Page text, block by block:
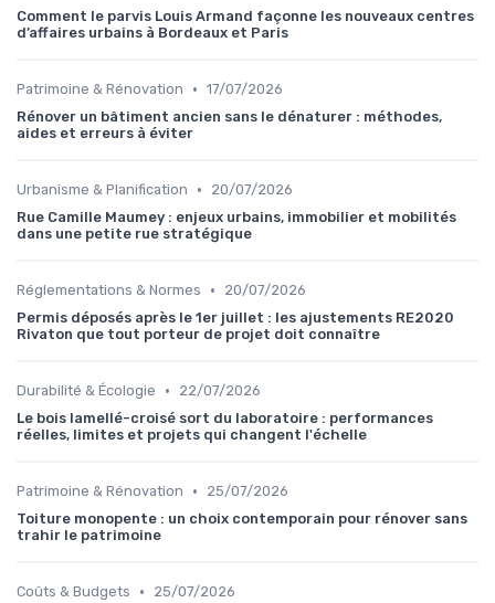
Comment le parvis Louis Armand façonne les nouveaux centres
d’affaires urbains à Bordeaux et Paris
Patrimoine & Rénovation • 17/07/2026
Rénover un bâtiment ancien sans le dénaturer : méthodes,
aides et erreurs à éviter
Urbanisme & Planification •
20/07/2026
Rue Camille Maumey : enjeux urbains, immobilier et mobilités
dans une petite rue stratégique
Réglementations & Normes •
20/07/2026
Permis déposés après le 1er juillet : les ajustements RE2020
Rivaton que tout porteur de projet doit connaître
Durabilité & Écologie •
22/07/2026
Le bois lamellé-croisé sort du laboratoire : performances
réelles, limites et projets qui changent l'échelle
Patrimoine & Rénovation •
25/07/2026
Toiture monopente : un choix contemporain pour rénover sans
trahir le patrimoine
Coûts & Budgets •
25/07/2026